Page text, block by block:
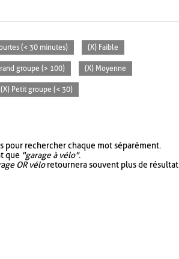
(< 30 minutes) (X) Faible
groupe (> 100) (X) Moyenne
(X) Petit groupe (< 30)
pour rechercher chaque mot séparément.
que "garage à vélo".
OR véloretournera souvent plus de résultat